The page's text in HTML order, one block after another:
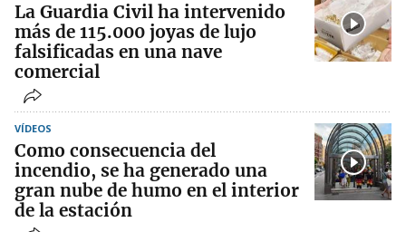
La Guardia Civil ha intervenido
más de 115.000 joyas de lujo
falsificadas en una nave
comercial
VÍDEOS
Como consecuencia del
incendio, se ha generado una
gran nube de humo en el interior
de la estación